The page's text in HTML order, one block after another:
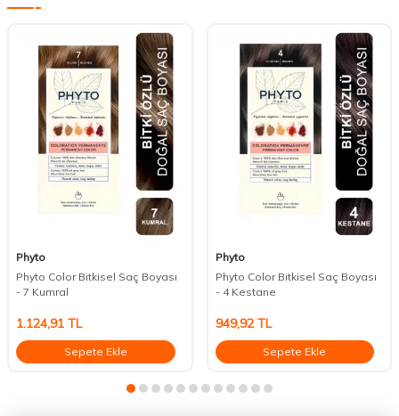
Phyto
Phyto Color Bitkisel Saç Boyası
- 7 Kumral
1.124,91 TL
Sepete Ekle
Phyto
Phyto Color Bitkisel Saç Boyası
- 4 Kestane
949,92TL
Sepete Ekle